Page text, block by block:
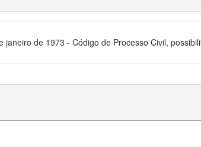
janeiro de 1973 - Código de Processo Civil,